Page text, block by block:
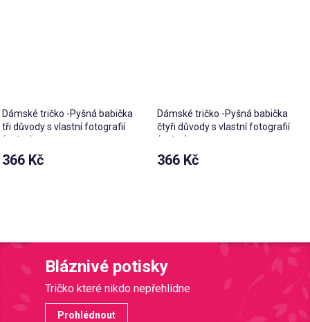
Dámské tričko -Pyšná babička
tři důvody s vlastní fotografií
(srdce)
366 Kč
Dámské tričko -Pyšná babička
čtyři důvody s vlastní fotografií
(srdce)
366 Kč
Bláznivé potisky
Tričko které nikdo nepřehlídne
Prohlédnout